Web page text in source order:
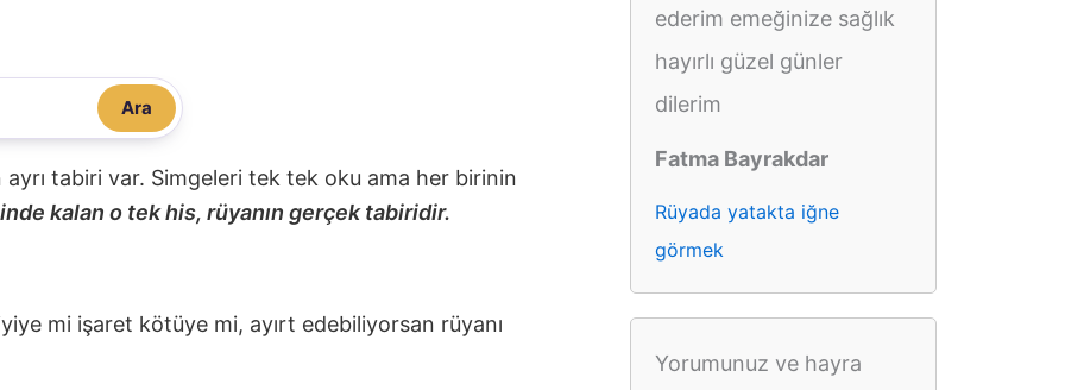
Ara
tabiri var. Simgeleri tek tek oku ama her birinin
kalan o tek his, rüyanın gerçek tabiridir.
mi işaret kötüye mi, ayırt edebiliyorsan rüyanı
ederim emeğinize sağlık
hayırlı güzel günler
dilerim
Fatma Bayrakdar
Rüyada yatakta iğne
görmek
Yorumunuz ve hayra